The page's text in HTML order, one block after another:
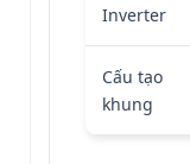
Inverter
Cấu tạo
khung